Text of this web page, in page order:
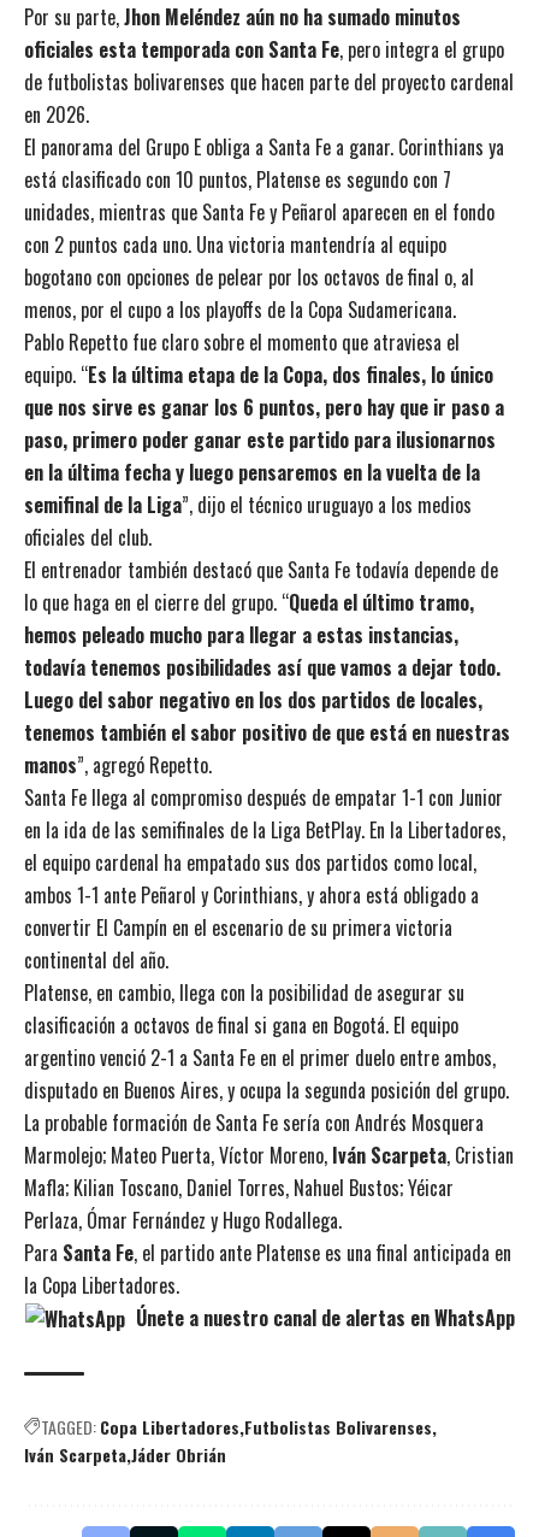
Por su parte,Jhon Meléndez aún no ha sumado minutos
oficiales esta temporada con Santa Fe, pero integra el grupo
de futbolistas bolivarenses que hacen parte del proyecto cardenal
en 2026.
El panorama del Grupo E obliga a Santa Fe a ganar. Corinthians ya
está clasificado con 10 puntos, Platense es segundo con 7
unidades, mientras que Santa Fe y Peñarol aparecen en el fondo
con 2 puntos cada uno. Una victoria mantendría al equipo
bogotano con opciones de pelear por los octavos de final o, al
menos, por el cupo a los playoffs de la Copa Sudamericana.
Pablo Repetto fue claro sobre el momento que atraviesa el
equipo. “Es la última etapa de la Copa, dos finales, lo único
que nos sirve es ganar los 6 puntos, pero hay que ir paso a
paso, primero poder ganar este partido para ilusionarnos
en la última fecha y luego pensaremos en la vuelta de la
semifinal de la Liga”, dijo el técnico uruguayo a los medios
oficiales del club.
El entrenador también destacó que Santa Fe todavía depende de
lo que haga en el cierre del grupo. “Queda el último tramo,
hemos peleado mucho para llegar a estas instancias,
todavía tenemos posibilidades así que vamos a dejar todo.
Luego del sabor negativo en los dos partidos de locales,
tenemos también el sabor positivo de que está en nuestras
manos”, agregó Repetto.
Santa Fe llega al compromiso después de empatar 1-1 con Junior
en la ida de las semifinales de la Liga BetPlay. En la Libertadores,
el equipo cardenal ha empatado sus dos partidos como local,
ambos 1-1 ante Peñarol y Corinthians, y ahora está obligado a
convertir El Campín en el escenario de su primera victoria
continental del año.
Platense, en cambio, llega con la posibilidad de asegurar su
clasificación a octavos de final si gana en Bogotá. El equipo
argentino venció 2-1 a Santa Fe en el primer duelo entre ambos,
disputado en Buenos Aires, y ocupa la segunda posición del grupo.
La probable formación de Santa Fe sería con Andrés Mosquera
Marmolejo; Mateo Puerta, Víctor Moreno, Iván Scarpeta, Cristian
Mafla; Kilian Toscano, Daniel Torres, Nahuel Bustos; Yéicar
Perlaza, Ómar Fernández y Hugo Rodallega.
Para Santa Fe, el partido ante Platense es una final anticipada en
la Copa Libertadores.
Únete a nuestro canal de alertas en WhatsApp
TAGGED:Copa Libertadores Futbolistas Bolivarenses
Iván ScarpetaJáder Obrián